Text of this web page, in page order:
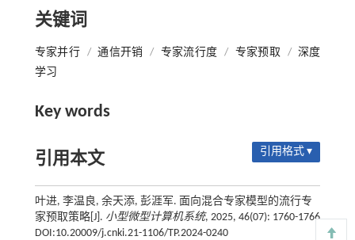
关键词
专家并行 / 通信开销 / 专家流行度 / 专家预取 / 深度
学习
Key words
引用本文 引用格式 ▾
叶进, 李温良, 余天添, 彭涯军. 面向混合专家模型的流行专
家预取策略[J]. 小型微型计算机系统, 2025, 46(07): 1760-1766
DOI:10.20009/j.cnki.21-1106/TP.2024-0240